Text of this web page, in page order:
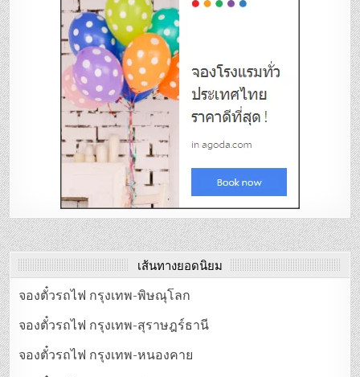
เส้นทางยอดนิยม
จองตั๋วรถไฟ กรุงเทพ-พิษณุโลก
จองตั๋วรถไฟ กรุงเทพ-สุราษฎร์ธานี
จองตั๋วรถไฟ กรุงเทพ-หนองคาย